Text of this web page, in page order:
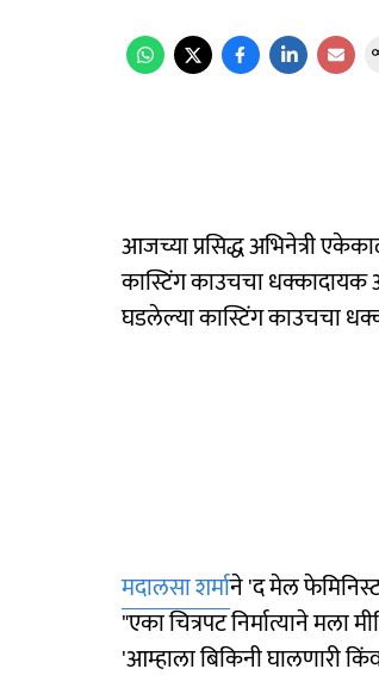
आजच्या प्रसिद्ध अभिनेत्री
कास्टिंग काउचचा धक्कादायक
घडलेल्या कास्टिंग काउचचा
मदालसा शर्माने 'द मेल
"एका चित्रपट निर्मात्याने मला
'आम्हाला बिकिनी घालणारी